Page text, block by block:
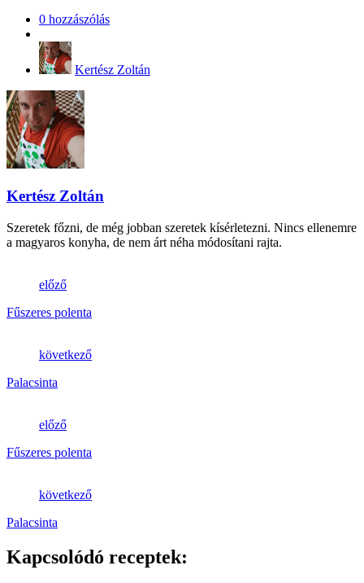
0 hozzászólás
Kertész Zoltán
Kertész Zoltán
Szeretek főzni, de még jobban szeretek kísérletezni. Nincs ellenemre
a magyaros konyha, de nem árt néha módosítani rajta.
előző
Fűszeres polenta
következő
Palacsinta
előző
Fűszeres polenta
következő
Palacsinta
Kapcsolódó receptek: